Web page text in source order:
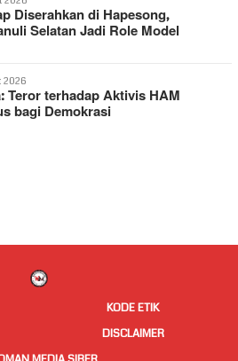
Diserahkan di Hapesong,
Selatan Jadi Role Model
2026
Teror terhadap Aktivis HAM
bagi Demokrasi
KODE ETIK
DISCLAIMER